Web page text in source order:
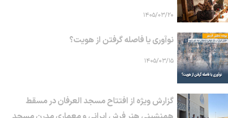
۱۴۰۵/۰۳/۲۰
نوآوری یا فاصله گرفتن از هویت؟
۱۴۰۵/۰۳/۱۵
گزارش ویژه از افتتاح مسجد العرفان در مسقط